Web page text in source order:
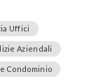
Uffici
Aziendali
Condominio